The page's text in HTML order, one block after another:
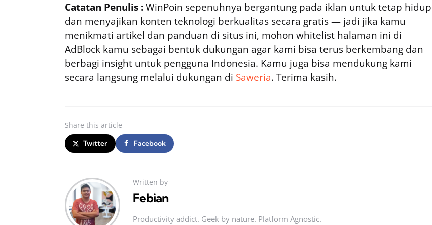
Catatan Penulis :WinPoin sepenuhnya bergantung pada iklan untuk tetap hidup
dan menyajikan konten teknologi berkualitas secara gratis — jadi jika kamu
menikmati artikel dan panduan di situs ini, mohon whitelist halaman ini di
AdBlock kamu sebagai bentuk dukungan agar kami bisa terus berkembang dan
berbagi insight untuk pengguna Indonesia. Kamu juga bisa mendukung kami
secara langsung melalui dukungan di Saweria. Terima kasih.
Share this article
Twitter Facebook
Written by
Febian
Productivity addict. Geek by nature. Platform Agnostic.